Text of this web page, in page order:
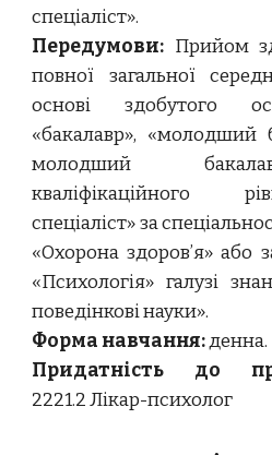
спеціаліст».
Передумови: Прийом
повної загальної
основі здобутого
«бакалавр», «молодший
молодший
кваліфікаційного
спеціаліст» за
«Охорона здоров’я» або
«Психологія» галузі
поведінкові науки».
Форма навчання:денна.
Придатність до
2221.2 Лікар-психолог